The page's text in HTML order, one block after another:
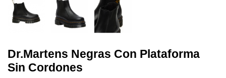
Dr.Martens Negras Con Plataforma
Sin Cordones